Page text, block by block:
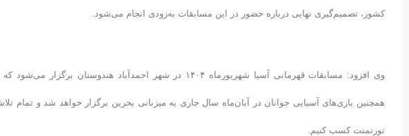
کشور، تصمیم‌گیری نهایی درباره حضور در این مسابقات به‌زودی انجام می‌شود.
وی افزود: مسابقات قهرمانی آسیا شهریورماه ۱۴۰۴ در شهر
همچنین بازی‌های آسیایی جوانان در آبان‌ماه سال جاری به میزبانی بحرین برگزار خواهد شد و تمام
تورنمنت کسب کنیم.